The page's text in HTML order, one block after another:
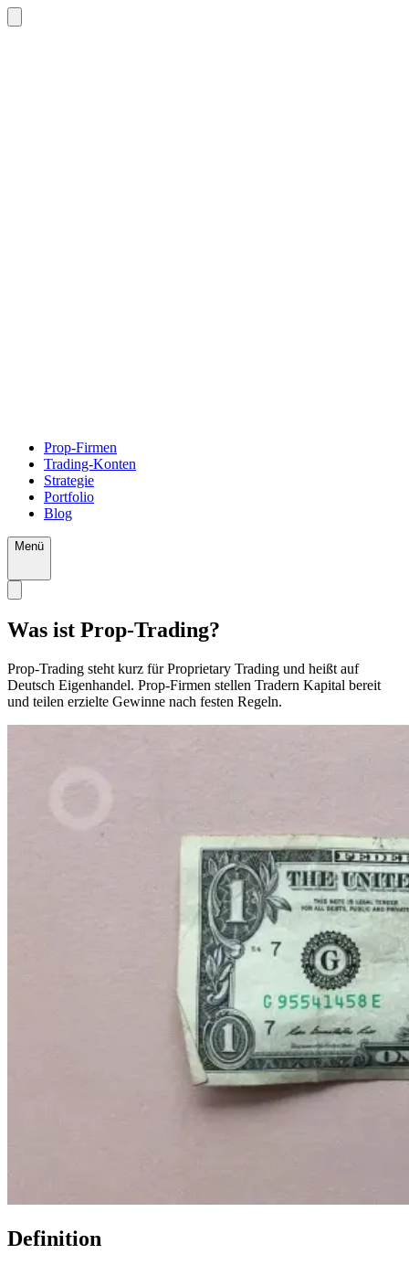
Prop-Firmen
Trading-Konten
Strategie
Portfolio
Blog
Menü
Was ist Prop-Trading?
Prop-Trading steht kurz für Proprietary Trading und heißt auf
Deutsch Eigenhandel. Prop-Firmen stellen Tradern Kapital bereit
und teilen erzielte Gewinne nach festen Regeln.
Definition